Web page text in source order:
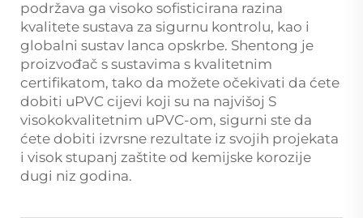
podržava ga visoko sofisticirana razina
kvalitete sustava za sigurnu kontrolu, kao i
globalni sustav lanca opskrbe. Shentong je
proizvođač s sustavima s kvalitetnim
certifikatom, tako da možete očekivati da ćete
dobiti uPVC cijevi koji su na najvišoj S
visokokvalitetnim uPVC-om, sigurni ste da
ćete dobiti izvrsne rezultate iz svojih projekata
i visok stupanj zaštite od kemijske korozije
dugi niz godina.